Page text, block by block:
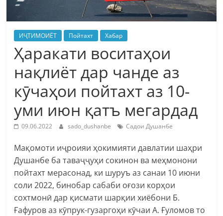
ИҶТИМОИЁТ Пойтахт Хабар
Ҳаракати воситаҳои
нақлиёт дар чанде аз
кӯчаҳои пойтахт аз 10-
уми июн қатъ мегардад
09.06.2022 sado_dushanbe Садои Душанбе
Мақомоти иҷроияи ҳокимияти давлатии шаҳри
Душанбе ба таваҷҷуҳи сокинон ва меҳмонони
пойтахт мерасонад, ки шуруъ аз санаи 10 июни
соли 2022, бинобар сабаби оғози корҳои
сохтмонӣ дар қисмати шарқии хиёбони Б.
Ғафуров аз кӯпрук-гузаргоҳи кӯчаи А. Ғуломов то